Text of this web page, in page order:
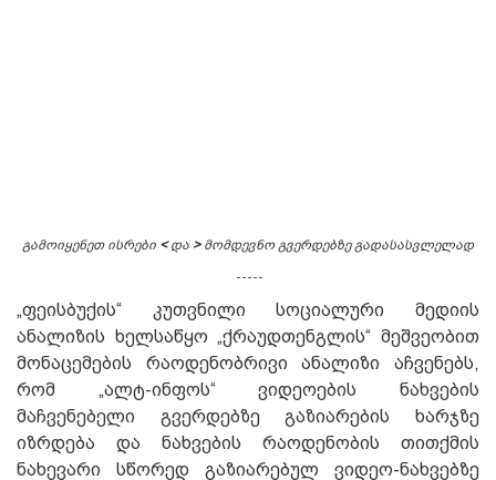
გამოიყენეთ ისრები <და >მომდევნო გვერდებზე გადასასვლელად
-----
„ფეისბუქის“ კუთვნილი სოციალური მედიის
ანალიზის ხელსაწყო „ქრაუდთენგლის“ მეშვეობით
მონაცემების რაოდენობრივი ანალიზი აჩვენებს,
რომ „ალტ-ინფოს“ ვიდეოების ნახვების
მაჩვენებელი გვერდებზე გაზიარების ხარჯზე
იზრდება და ნახვების რაოდენობის თითქმის
ნახევარი სწორედ გაზიარებულ ვიდეო-ნახვებზე